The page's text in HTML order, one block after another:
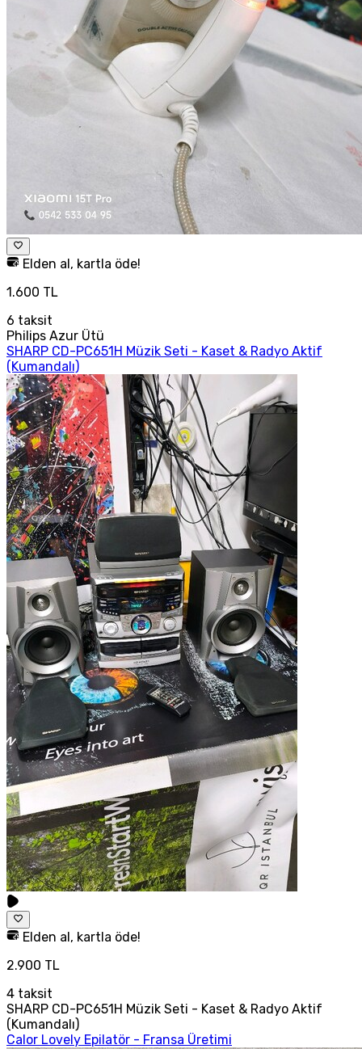
Elden al, kartla öde!
1.600 TL
6 taksit
Philips Azur Ütü
SHARP CD-PC651H Müzik Seti - Kaset & Radyo Aktif
(Kumandalı)
Elden al, kartla öde!
2.900 TL
4 taksit
SHARP CD-PC651H Müzik Seti - Kaset & Radyo Aktif
(Kumandalı)
Calor Lovely Epilatör - Fransa Üretimi